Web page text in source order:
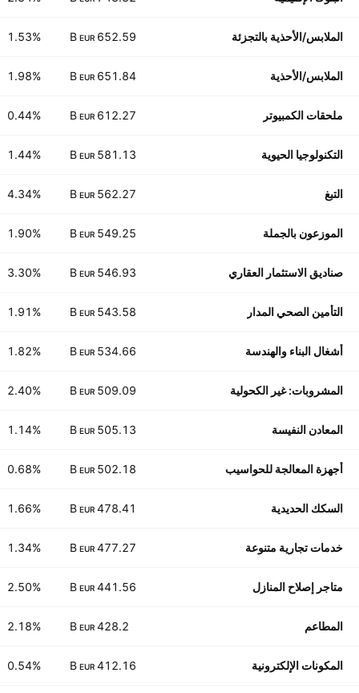
الملابس/الأحذية بالتجزئة 652.59 B
EUR
1.53%
الملابس/الأحذية 651.84 B
EUR
1.98%
ملحقات الكمبيوتر 612.27 B
EUR
0.44%
التكنولوجيا الحيوية 581.13 B
EUR
1.44%
التبغ 562.27 B
EUR
4.34%
الموزعون بالجملة 549.25 B
EUR
1.90%
صناديق الاستثمار العقاري 546.93 B
EUR
3.30%
التأمين الصحي المدار 543.58 B
EUR
1.91%
أشغال البناء والهندسة 534.66 B
EUR
1.82%
المشروبات: غير الكحولية 509.09 B
EUR
2.40%
المعادن النفيسة 505.13 B
EUR
1.14%
أجهزة المعالجة للحواسيب 502.18 B
EUR
0.68%
السكك الحديدية 478.41 B
EUR
1.66%
خدمات تجارية متنوعة 477.27 B
EUR
1.34%
متاجر إصلاح المنازل 441.56 B
EUR
2.50%
المطاعم 428.2 B
EUR
2.18%
المكونات الإلكترونية 412.16 B
EUR
0.54%